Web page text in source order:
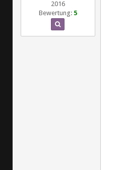
2016
Bewertung: 5